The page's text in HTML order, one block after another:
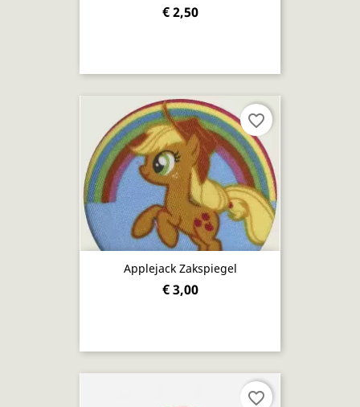
€ 2,50
Applejack Zakspiegel
€ 3,00
favorite_border
favorite_border